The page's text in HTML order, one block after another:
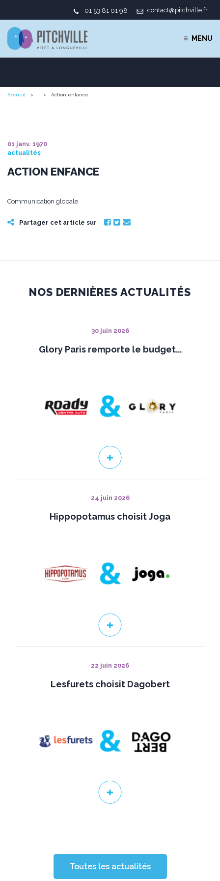
01 53 81 01 98 contact@pitchville.fr
MENU
Accueil Action enfance
01 janv. 1970
actualités
ACTION ENFANCE
Communication globale
Partager cet article sur
NOS DERNIÈRES ACTUALITÉS
30 juin 2026
Glory Paris remporte le budget...
24 juin 2026
Hippopotamus choisit Joga
22 juin 2026
Lesfurets choisit Dagobert
Toutes les actualités